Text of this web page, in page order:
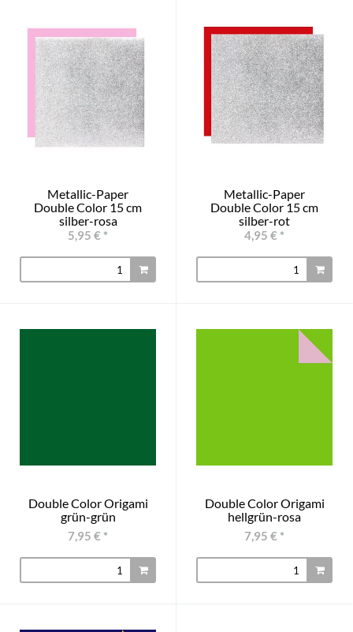
Metallic-Paper
Double Color 15 cm
silber-rosa
5,95 € *
Metallic-Paper
Double Color 15 cm
silber-rot
4,95 € *
Double Color Origami
grün-grün
7,95 € *
Double Color Origami
hellgrün-rosa
7,95 € *